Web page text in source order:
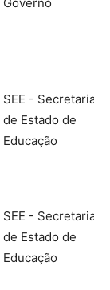
SEE - Secretaria
de Estado de
Educação
SEE - Secretaria
de Estado de
Educação